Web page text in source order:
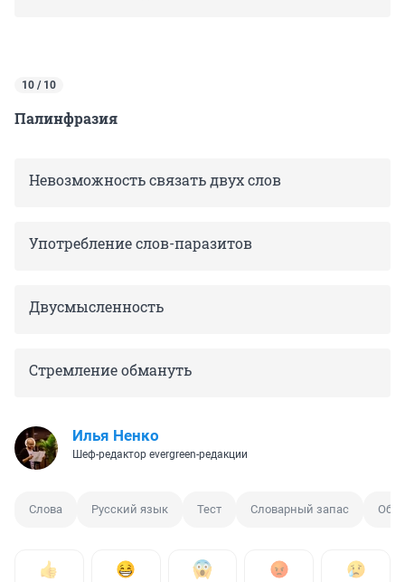
10 / 10
Палинфразия
Невозможность связать двух слов
Употребление слов-паразитов
Двусмысленность
Стремление обмануть
Илья Ненко
Шеф-редактор evergreen-редакции
Слова Русский язык Тест Словарный запас